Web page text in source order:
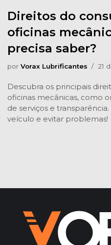
Direitos do
oficinas
precisa saber?
por Vorax Lubrificantes 21
Descubra os principais
oficinas mecânicas, como
de serviços e
veículo e evitar problemas!